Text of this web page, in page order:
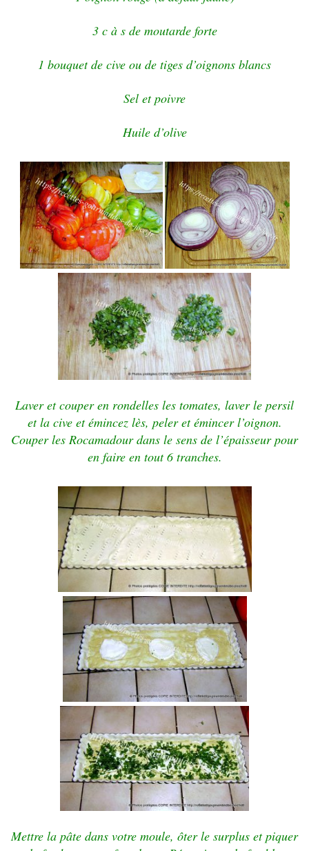
3 c à s de moutarde forte
1 bouquet de cive ou de tiges d’oignons blancs
Sel et poivre
Huile d’olive
Laver et couper en rondelles les tomates, laver le persil
et la cive et émincez lès, peler et émincer l’oignon.
Couper les Rocamadour dans le sens de l’épaisseur pour
en faire en tout 6 tranches.
Mettre la pâte dans votre moule, ôter le surplus et piquer